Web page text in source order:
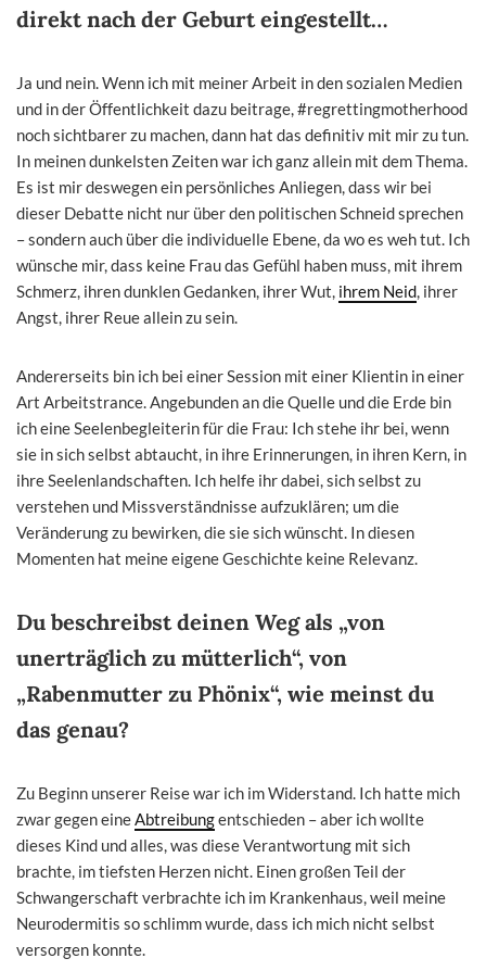
direkt nach der Geburt eingestellt…
Ja und nein. Wenn ich mit meiner Arbeit in den sozialen Medien
und in der Öffentlichkeit dazu beitrage, #regrettingmotherhood
noch sichtbarer zu machen, dann hat das definitiv mit mir zu tun.
In meinen dunkelsten Zeiten war ich ganz allein mit dem Thema.
Es ist mir deswegen ein persönliches Anliegen, dass wir bei
dieser Debatte nicht nur über den politischen Schneid sprechen
– sondern auch über die individuelle Ebene, da wo es weh tut. Ich
wünsche mir, dass keine Frau das Gefühl haben muss, mit ihrem
Schmerz, ihren dunklen Gedanken, ihrer Wut, ihrem Neid, ihrer
Angst, ihrer Reue allein zu sein.
Andererseits bin ich bei einer Session mit einer Klientin in einer
Art Arbeitstrance. Angebunden an die Quelle und die Erde bin
ich eine Seelenbegleiterin für die Frau: Ich stehe ihr bei, wenn
sie in sich selbst abtaucht, in ihre Erinnerungen, in ihren Kern, in
ihre Seelenlandschaften. Ich helfe ihr dabei, sich selbst zu
verstehen und Missverständnisse aufzuklären; um die
Veränderung zu bewirken, die sie sich wünscht. In diesen
Momenten hat meine eigene Geschichte keine Relevanz.
Du beschreibst deinen Weg als „von
unerträglich zu mütterlich“, von
„Rabenmutter zu Phönix“, wie meinst du
das genau?
Zu Beginn unserer Reise war ich im Widerstand. Ich hatte mich
zwar gegen eineAbtreibungentschieden – aber ich wollte
dieses Kind und alles, was diese Verantwortung mit sich
brachte, im tiefsten Herzen nicht. Einen großen Teil der
Schwangerschaft verbrachte ich im Krankenhaus, weil meine
Neurodermitis so schlimm wurde, dass ich mich nicht selbst
versorgen konnte.